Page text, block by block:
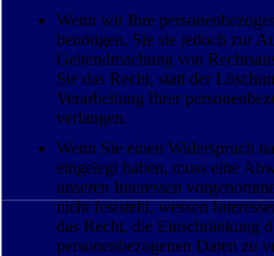
Wenn wir Ihre
benötigen, Sie sie jedoch zur
Geltendmachung von
Sie das Recht, statt der
Verarbeitung Ihrer
verlangen.
Wenn Sie einen Widerspruch
eingelegt haben, muss eine
unseren Interessen
nicht feststeht, wessen
das Recht, die Einschränkung
personenbezogenen Daten zu